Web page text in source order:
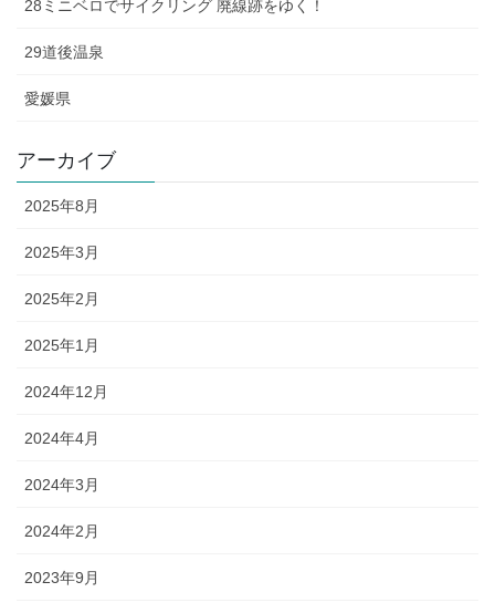
28ミニベロでサイクリング 廃線跡をゆく！
29道後温泉
愛媛県
アーカイブ
2025年8月
2025年3月
2025年2月
2025年1月
2024年12月
2024年4月
2024年3月
2024年2月
2023年9月